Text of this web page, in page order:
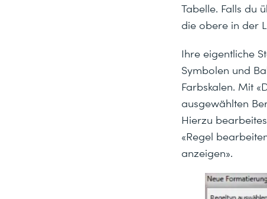
Tabelle. Falls du
die obere in der
Ihre eigentliche
Symbolen und
Farbskalen. Mit
ausgewählten
Hierzu
«Regel
anzeigen».